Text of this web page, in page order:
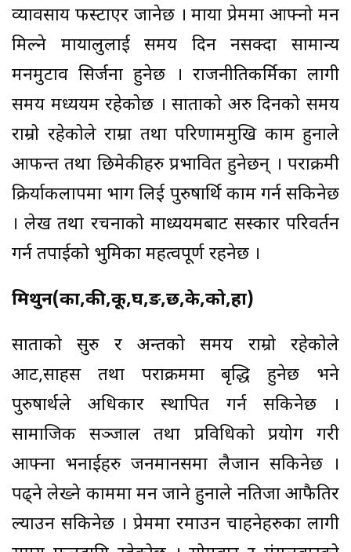
व्यावसाय फस्टाएर जानेछ । माया प्रेममा आफ्नो मन
मिल्ने मायालुलाई समय दिन नसक्दा सामान्य
मनमुटाव सिर्जना हुनेछ । राजनीतिकर्मिका लागी
समय मध्ययम रहेकोछ । साताको अरु दिनको समय
राम्रो रहेकोले राम्रा तथा परिणाममुखि काम हुनाले
आफन्त तथा छिमेकीहरु प्रभावित हुनेछन् । पराक्रमी
क्रिर्याकलापमा भाग लिई पुरुषार्थि काम गर्न सकिनेछ
। लेख तथा रचनाको माध्ययमबाट सस्कार परिवर्तन
गर्न तपाईको भुमिका महत्वपूर्ण रहनेछ ।
मिथुन(का,की,कू,घ,ङ,छ,के,को,हा)
साताको सुरु र अन्तको समय राम्रो रहेकोले
आट,साहस तथा पराक्रममा बृद्धि हुनेछ भने
पुरुषार्थले अधिकार स्थापित गर्न सकिनेछ ।
सामाजिक सञ्जाल तथा प्रविधिको प्रयोग गरी
आफ्ना भनाईहरु जनमानसमा लैजान सकिनेछ ।
पढ्ने लेख्ने काममा मन जाने हुनाले नतिजा आफैतिर
ल्याउन सकिनेछ । प्रेममा रमाउन चाहनेहरुका लागी